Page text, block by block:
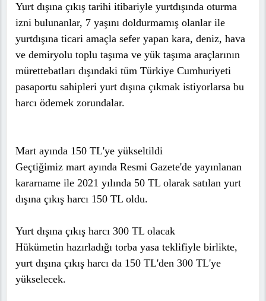
Yurt dışına çıkış tarihi itibariyle yurtdışında oturma
izni bulunanlar, 7 yaşını doldurmamış olanlar ile
yurtdışına ticari amaçla sefer yapan kara, deniz, hava
ve demiryolu toplu taşıma ve yük taşıma araçlarının
mürettebatları dışındaki tüm Türkiye Cumhuriyeti
pasaportu sahipleri yurt dışına çıkmak istiyorlarsa bu
harcı ödemek zorundalar.
Mart ayında 150 TL'ye yükseltildi
Geçtiğimiz mart ayında Resmi Gazete'de yayınlanan
kararname ile 2021 yılında 50 TL olarak satılan yurt
dışına çıkış harcı 150 TL oldu.
Yurt dışına çıkış harcı 300 TL olacak
Hükümetin hazırladığı torba yasa teklifiyle birlikte,
yurt dışına çıkış harcı da 150 TL'den 300 TL'ye
yükselecek.